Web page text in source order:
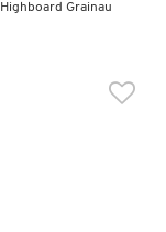
Highboard Grainau